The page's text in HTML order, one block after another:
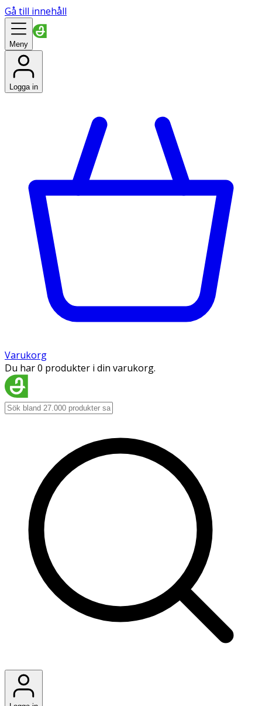
Gå till innehåll
Meny
Logga in
Varukorg
Du har 0 produkter i din varukorg.